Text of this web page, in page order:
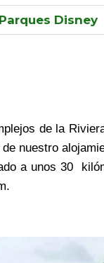
Parques Disney
de la
nuestro
a unos 30